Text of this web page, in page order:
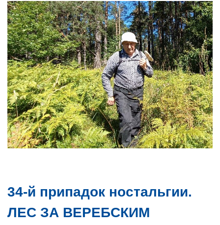
34-й припадок ностальгии.
ЛЕС ЗА ВЕРЕБСКИМ